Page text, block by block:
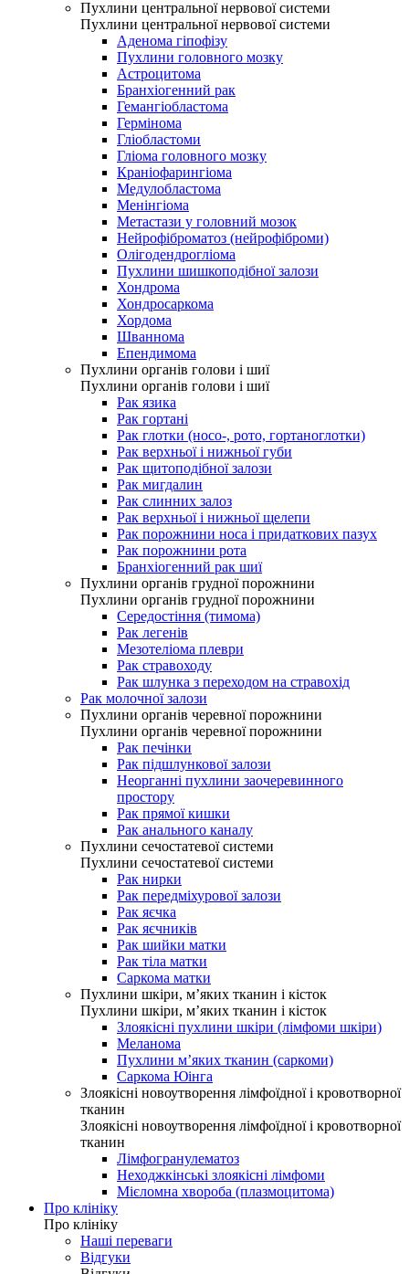
Пухлини центральної нервової системи
Пухлини центральної нервової системи
Аденома гіпофізу
Пухлини головного мозку
Астроцитома
Бранхіогенний рак
Гемангіобластома
Гермінома
Гліобластоми
Гліома головного мозку
Краніофарингіома
Медулобластома
Менінгіома
Метастази у головний мозок
Нейрофіброматоз (нейрофіброми)
Олігодендрогліома
Пухлини шишкоподібної залози
Хондрома
Хондросаркома
Хордома
Шваннома
Епендимома
Пухлини органів голови і шиї
Пухлини органів голови і шиї
Рак язика
Рак гортані
Рак глотки (носо-, рото, гортаноглотки)
Рак верхньої і нижньої губи
Рак щитоподібної залози
Рак мигдалин
Рак слинних залоз
Рак верхньої і нижньої щелепи
Рак порожнини носа і придаткових пазух
Рак порожнини рота
Бранхіогенний рак шиї
Пухлини органів грудної порожнини
Пухлини органів грудної порожнини
Середостіння (тимома)
Рак легенів
Мезотеліома плеври
Рак стравоходу
Рак шлунка з переходом на стравохід
Рак молочної залози
Пухлини органів черевної порожнини
Пухлини органів черевної порожнини
Рак печінки
Рак підшлункової залози
Неорганні пухлини заочеревинного
простору
Рак прямої кишки
Рак анального каналу
Пухлини сечостатевої системи
Пухлини сечостатевої системи
Рак нирки
Рак передміхурової залози
Рак яєчка
Рак яєчників
Рак шийки матки
Рак тіла матки
Саркома матки
Пухлини шкіри, м’яких тканин і кісток
Пухлини шкіри, м’яких тканин і кісток
Злоякісні пухлини шкіри (лімфоми шкіри)
Меланома
Пухлини м’яких тканин (саркоми)
Саркома Юінга
Злоякісні новоутворення лімфоїдної і кровотворної
тканин
Злоякісні новоутворення лімфоїдної і кровотворної
тканин
Лімфогранулематоз
Неходжкінські злоякісні лімфоми
Мієломна хвороба (плазмоцитома)
Про клініку
Про клініку
Наші переваги
Відгуки